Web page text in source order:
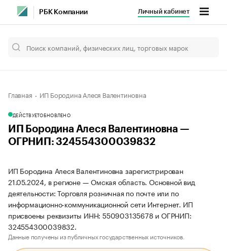
РБК Компании Личный кабинет
Главная ИП Бородина Алеся Валентиновна
ДЕЙСТВУЕТОБНОВЛЕНО
ИП Бородина Алеся Валентиновна —
ОГРНИП: 324554300039832
ИП Бородина Алеся Валентиновна зарегистрирован
21.05.2024, в регионе — Омская область. Основной вид
деятельности: Торговля розничная по почте или по
информационно-коммуникационной сети Интернет. ИП
присвоены реквизиты ИНН: 550903135678 и ОГРНИП:
324554300039832.
Данные получены из публичных государственных источников.